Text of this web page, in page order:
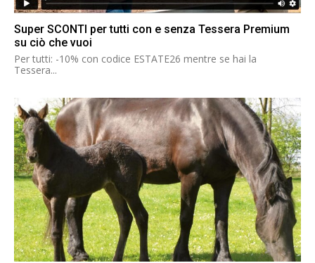
Super SCONTI per tutti con e senza Tessera Premium
su ciò che vuoi
Per tutti: -10% con codice ESTATE26 mentre se hai la
Tessera...